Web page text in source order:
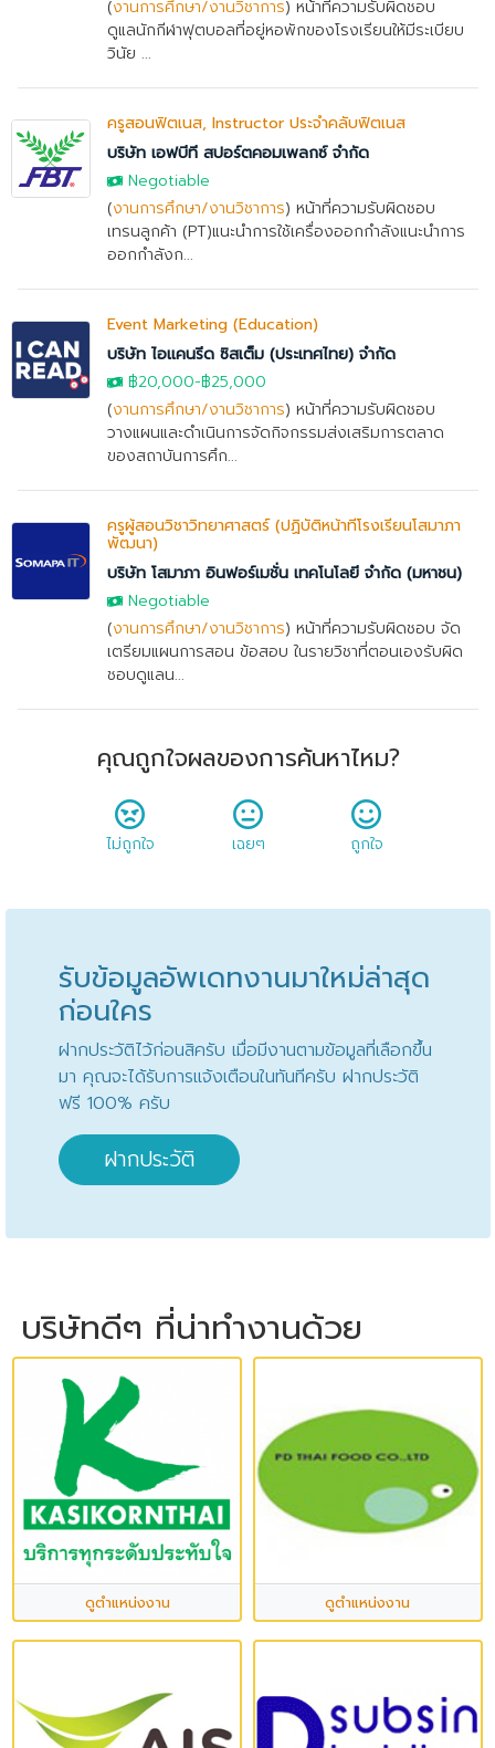
(งานการศึกษา/งานวิชาการ) หน้าที่ความรับผิดชอบ
ดูแลนักกีฬาฟุตบอลที่อยู่หอพักของโรงเรียนให้มีระเบียบ
วินัย ...
ครูสอนฟิตเนส, Instructor ประจำคลับฟิตเนส
บริษัท เอฟบีที สปอร์ตคอมเพลกซ์ จำกัด
Negotiable
(งานการศึกษา/งานวิชาการ) หน้าที่ความรับผิดชอบ
เทรนลูกค้า (PT)แนะนำการใช้เครื่องออกกำลังแนะนำการ
ออกกำลังก...
Event Marketing (Education)
บริษัท ไอแคนรีด ซิสเต็ม (ประเทศไทย) จำกัด
฿20,000-฿25,000
(งานการศึกษา/งานวิชาการ) หน้าที่ความรับผิดชอบ
วางแผนและดำเนินการจัดกิจกรรมส่งเสริมการตลาด
ของสถาบันการศึก...
ครูผู้สอนวิชาวิทยาศาสตร์ (ปฏิบัติหน้าที่โรงเรียนโสมาภา
พัฒนา)
บริษัท โสมาภา อินฟอร์เมชั่น เทคโนโลยี จำกัด (มหาชน)
Negotiable
(งานการศึกษา/งานวิชาการ) หน้าที่ความรับผิดชอบ จัด
เตรียมแผนการสอน ข้อสอบ ในรายวิชาที่ตอนเองรับผิด
ชอบดูแลน...
คุณถูกใจผลของการค้นหาไหม?
ไม่ถูกใจ เฉยๆ ถูกใจ
รับข้อมูลอัพเดทงานมาใหม่ล่าสุด
ก่อนใคร
ฝากประวัติไว้ก่อนสิครับ เมื่อมีงานตามข้อมูลที่เลือกขึ้น
มา คุณจะได้รับการแจ้งเตือนในทันทีครับ ฝากประวัติ
ฟรี 100% ครับ
ฝากประวัติ
บริษัทดีๆ ที่น่าทำงานด้วย
ดูตำแหน่งงาน ดูตำแหน่งงาน